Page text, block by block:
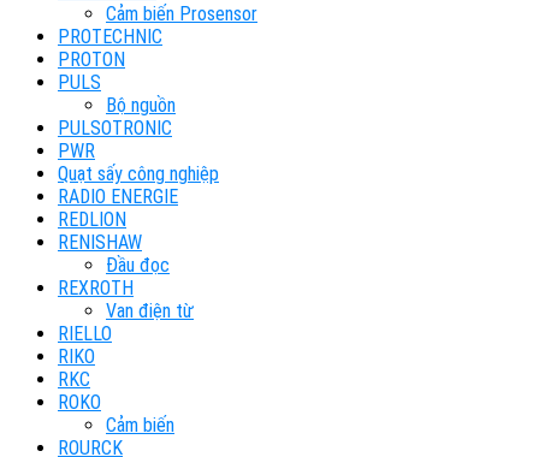
Cảm biến Prosensor
PROTECHNIC
PROTON
PULS
Bộ nguồn
PULSOTRONIC
PWR
Quạt sấy công nghiệp
RADIO ENERGIE
REDLION
RENISHAW
Đầu đọc
REXROTH
Van điện từ
RIELLO
RIKO
RKC
ROKO
Cảm biến
ROURCK